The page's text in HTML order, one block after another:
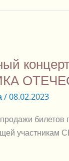
/08.02.2023
билетов
участникам